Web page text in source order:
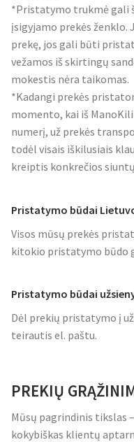
*Pristatymo trukmė gali
įsigyjamo prekės ženklo.
prekę, jos gali būti
vežamos iš skirtingų
mokestis nėra taikomas.
*Kadangi prekės
momento, kai iš
numerį, už prekės
todėl visais iškilusiais
kreiptis konkrečios
Pristatymo būdai
Visos mūsų prekės
kitokio pristatymo būdo
Pristatymo būdai
Dėl prekių pristatymo į
teirautis el. paštu.
PREKIŲ
Mūsų pagrindinis tikslas
kokybiškas klientų